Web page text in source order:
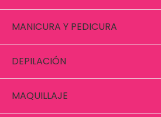
MANICURA Y PEDICURA
DEPILACIÓN
MAQUILLAJE